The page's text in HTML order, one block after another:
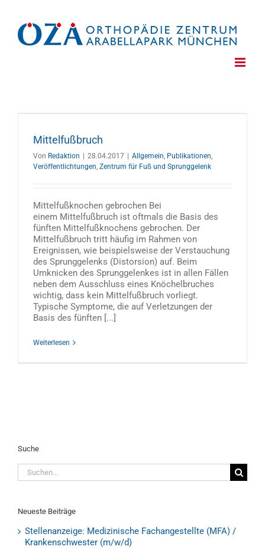
springen
Mittelfußbruch
Von Redaktion 28.04.2017 Allgemein, Publikationen,
Veröffentlichtungen, Zentrum für Fuß und Sprunggelenk
Mittelfußknochen gebrochen Bei
einem Mittelfußbruch ist oftmals die Basis des
fünften Mittelfußknochens gebrochen. Der
Mittelfußbruch tritt häufig im Rahmen von
Ereignissen, wie beispielsweise der Verstauchung
des Sprunggelenks (Distorsion) auf. Beim
Umknicken des Sprunggelenkes ist in allen Fällen
neben dem Ausschluss eines Knöchelbruches
wichtig, dass kein Mittelfußbruch vorliegt.
Typische Symptome, die auf Verletzungen der
Basis des fünften [...]
Weiterlesen
Suche
Suche
nach:
Neueste Beiträge
Stellenanzeige: Medizinische Fachangestellte (MFA) /
Krankenschwester (m/w/d)